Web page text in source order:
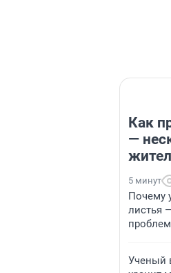
Как
—
5 минут
Почему
листья
Ученый